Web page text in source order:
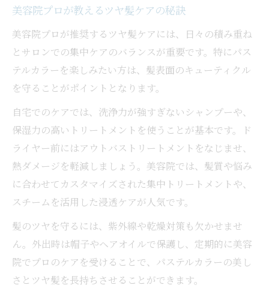
美容院プロが教えるツヤ髪ケアの秘訣
美容院プロが推奨するツヤ髪ケアには、日々の積み重ね
とサロンでの集中ケアのバランスが重要です。特にパス
テルカラーを楽しみたい方は、髪表面のキューティクル
を守ることがポイントとなります。
自宅でのケアでは、洗浄力が強すぎないシャンプーや、
保湿力の高いトリートメントを使うことが基本です。ド
ライヤー前にはアウトバストリートメントをなじませ、
熱ダメージを軽減しましょう。美容院では、髪質や悩み
に合わせてカスタマイズされた集中トリートメントや、
スチームを活用した浸透ケアが人気です。
髪のツヤを守るには、紫外線や乾燥対策も欠かせませ
ん。外出時は帽子やヘアオイルで保護し、定期的に美容
院でプロのケアを受けることで、パステルカラーの美し
さとツヤ髪を長持ちさせることができます。